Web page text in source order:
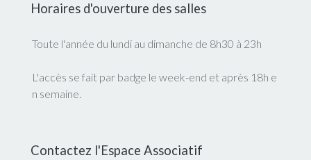
Horaires d'ouverture des salles
Toute l'année du lundi au dimanche de 8h30 à 23h
L'accès se fait par badge le week-end et après 18h e
n semaine.
Contactez l'Espace Associatif